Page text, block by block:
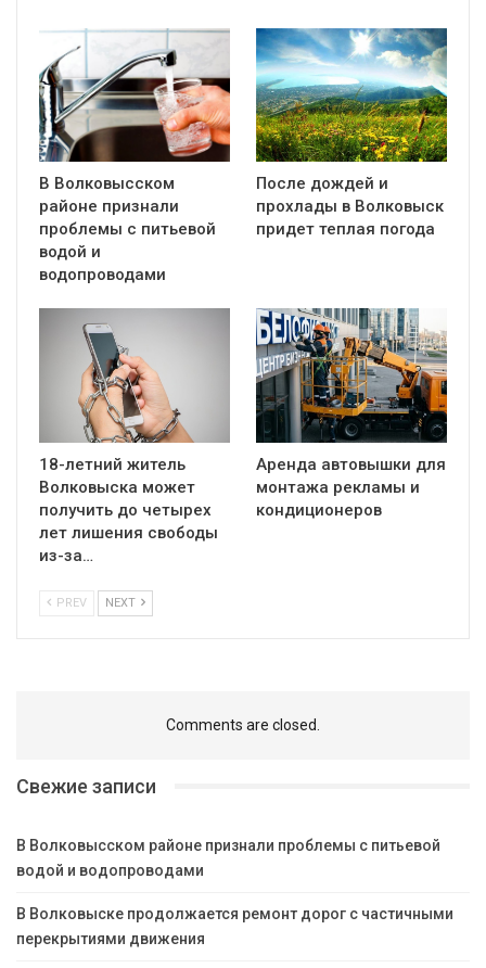
В Волковысском
районе признали
проблемы с питьевой
водой и
водопроводами
После дождей и
прохлады в Волковыск
придет теплая погода
18-летний житель
Волковыска может
получить до четырех
лет лишения свободы
из-за…
Аренда автовышки для
монтажа рекламы и
кондиционеров
PREV NEXT
Comments are closed.
Свежие записи
В Волковысском районе признали проблемы с питьевой
водой и водопроводами
В Волковыске продолжается ремонт дорог с частичными
перекрытиями движения